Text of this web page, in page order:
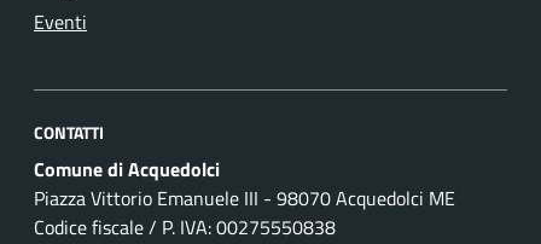
Eventi
CONTATTI
Comune di Acquedolci
Piazza Vittorio Emanuele III - 98070 Acquedolci ME
Codice fiscale / P. IVA: 00275550838